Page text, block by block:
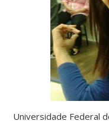
Universidade Federal